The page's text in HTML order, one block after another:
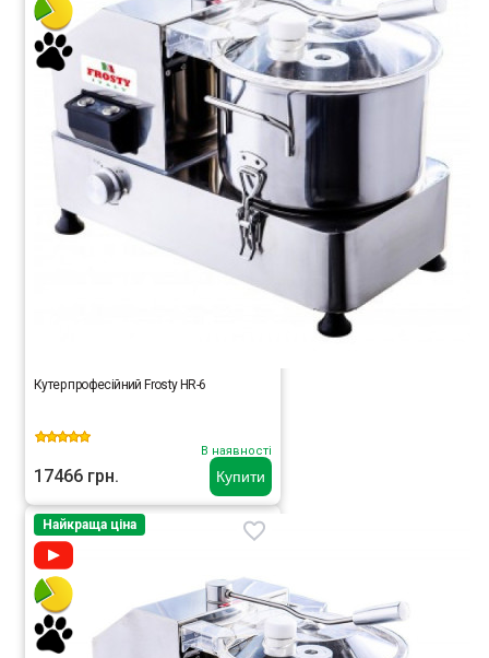
Купити
Кутер професійний Frosty HR-6
В наявності
17466 грн.
Найкраща ціна